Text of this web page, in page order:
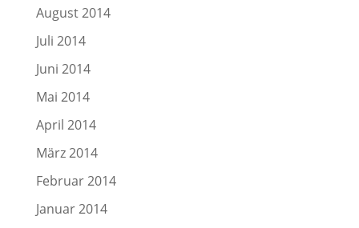
August 2014
Juli 2014
Juni 2014
Mai 2014
April 2014
März 2014
Februar 2014
Januar 2014